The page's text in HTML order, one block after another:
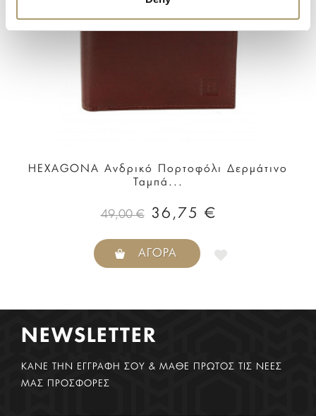
HEXAGONA Ανδρικό Πορτοφόλι Δερμάτινο
Ταμπά...
49,00 € 36,75 €
ΑΓΟΡΆ
NEWSLETTER
ΚΑΝΕ ΤΗΝ ΕΓΓΡΑΦΗ ΣΟΥ & ΜΑΘΕ ΠΡΩΤΟΣ ΤΙΣ ΝΕΕΣ
ΜΑΣ ΠΡΟΣΦΟΡΕΣ